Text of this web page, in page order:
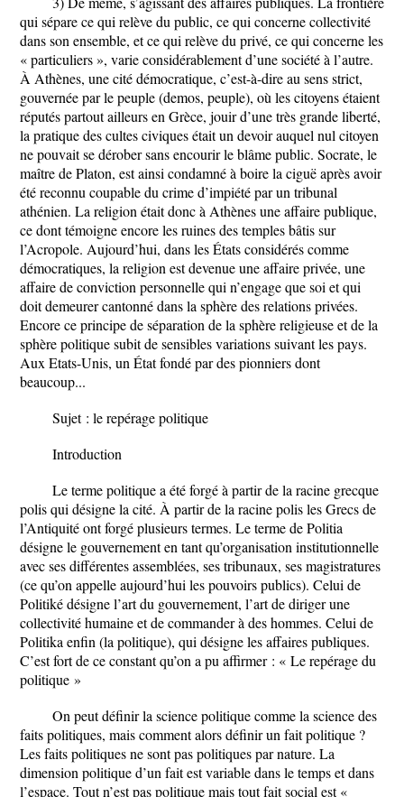
qui sépare ce qui relève du public, ce qui concerne collectivité
dans son ensemble, et ce qui relève du privé, ce qui concerne les
« particuliers », varie considérablement d’une société à l’autre.
À Athènes, une cité démocratique, c’est-à-dire au sens strict,
gouvernée par le peuple (demos, peuple), où les citoyens étaient
réputés partout ailleurs en Grèce, jouir d’une très grande liberté,
la pratique des cultes civiques était un devoir auquel nul citoyen
ne pouvait se dérober sans encourir le blâme public. Socrate, le
maître de Platon, est ainsi condamné à boire la ciguë après avoir
été reconnu coupable du crime d’impiété par un tribunal
athénien. La religion était donc à Athènes une affaire publique,
ce dont témoigne encore les ruines des temples bâtis sur
l’Acropole. Aujourd’hui, dans les États considérés comme
démocratiques, la religion est devenue une affaire privée, une
affaire de conviction personnelle qui n’engage que soi et qui
doit demeurer cantonné dans la sphère des relations privées.
Encore ce principe de séparation de la sphère religieuse et de la
sphère politique subit de sensibles variations suivant les pays.
Aux Etats-Unis, un État fondé par des pionniers dont
beaucoup...
Sujet : le repérage politique
Introduction
Le terme politique a été forgé à partir de la racine grecque
polis qui désigne la cité. À partir de la racine polis les Grecs de
l’Antiquité ont forgé plusieurs termes. Le terme de Politia
désigne le gouvernement en tant qu’organisation institutionnelle
avec ses différentes assemblées, ses tribunaux, ses magistratures
(ce qu’on appelle aujourd’hui les pouvoirs publics). Celui de
Politiké désigne l’art du gouvernement, l’art de diriger une
collectivité humaine et de commander à des hommes. Celui de
Politika enfin (la politique), qui désigne les affaires publiques.
C’est fort de ce constant qu’on a pu affirmer : « Le repérage du
politique »
On peut définir la science politique comme la science des
faits politiques, mais comment alors définir un fait politique ?
Les faits politiques ne sont pas politiques par nature. La
dimension politique d’un fait est variable dans le temps et dans
l’espace. Tout n’est pas politique mais tout fait social est «